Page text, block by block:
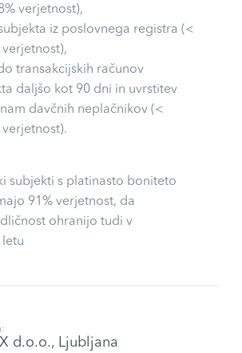
verjetnost),
iz poslovnega registra (<
verjetnost),
transakcijskih računov
daljšo kot 90 dni in uvrstitev
davčnih neplačnikov (<
verjetnost).
subjekti s platinasto boniteto
91% verjetnost, da
ohranijo tudi v
letu
d.o.o., Ljubljana